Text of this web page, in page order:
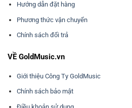
Hướng dẫn đặt hàng
Phương thức vận chuyển
Chính sách đổi trả
VỀ GoldMusic.vn
Giới thiệu Công Ty GoldMusic
Chính sách bảo mật